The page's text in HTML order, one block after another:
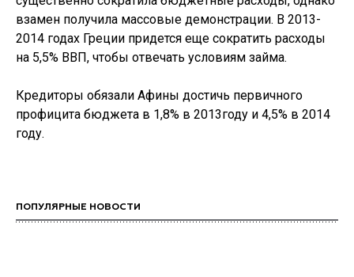
взамен получила массовые демонстрации. В 2013-
2014 годах Греции придется еще сократить расходы
на 5,5% ВВП, чтобы отвечать условиям займа.
Кредиторы обязали Афины достичь первичного
профицита бюджета в 1,8% в 2013году и 4,5% в 2014
году.
ПОПУЛЯРНЫЕ НОВОСТИ